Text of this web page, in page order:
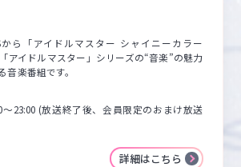
から「アイドルマスター シャイニーカラー
アイドルマスター」シリーズの“音楽”の魅力
音楽番組です。
〜23:00 (放送終了後、会員限定のおまけ放送
詳細はこちら